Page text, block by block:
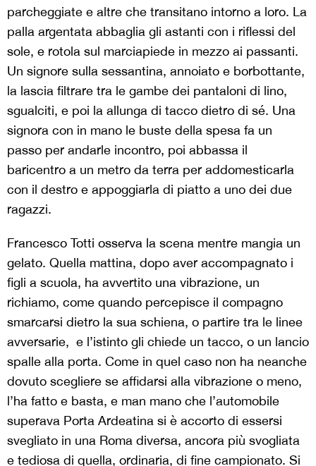
parcheggiate e altre che transitano intorno a loro. La
palla argentata abbaglia gli astanti con i riflessi del
sole, e rotola sul marciapiede in mezzo ai passanti.
Un signore sulla sessantina, annoiato e borbottante,
la lascia filtrare tra le gambe dei pantaloni di lino,
sgualciti, e poi la allunga di tacco dietro di sé. Una
signora con in mano le buste della spesa fa un
passo per andarle incontro, poi abbassa il
baricentro a un metro da terra per addomesticarla
con il destro e appoggiarla di piatto a uno dei due
ragazzi.
Francesco Totti osserva la scena mentre mangia un
gelato. Quella mattina, dopo aver accompagnato i
figli a scuola, ha avvertito una vibrazione, un
richiamo, come quando percepisce il compagno
smarcarsi dietro la sua schiena, o partire tra le linee
avversarie, e l’istinto gli chiede un tacco, o un lancio
spalle alla porta. Come in quel caso non ha neanche
dovuto scegliere se affidarsi alla vibrazione o meno,
l’ha fatto e basta, e man mano che l’automobile
superava Porta Ardeatina si è accorto di essersi
svegliato in una Roma diversa, ancora più svogliata
e tediosa di quella, ordinaria, di fine campionato. Si